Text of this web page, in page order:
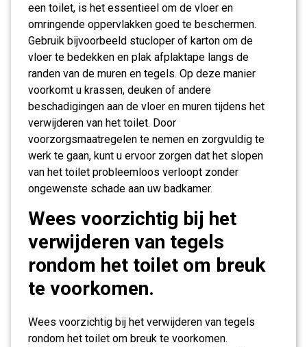
een toilet, is het essentieel om de vloer en
omringende oppervlakken goed te beschermen.
Gebruik bijvoorbeeld stucloper of karton om de
vloer te bedekken en plak afplaktape langs de
randen van de muren en tegels. Op deze manier
voorkomt u krassen, deuken of andere
beschadigingen aan de vloer en muren tijdens het
verwijderen van het toilet. Door
voorzorgsmaatregelen te nemen en zorgvuldig te
werk te gaan, kunt u ervoor zorgen dat het slopen
van het toilet probleemloos verloopt zonder
ongewenste schade aan uw badkamer.
Wees voorzichtig bij het
verwijderen van tegels
rondom het toilet om breuk
te voorkomen.
Wees voorzichtig bij het verwijderen van tegels
rondom het toilet om breuk te voorkomen.